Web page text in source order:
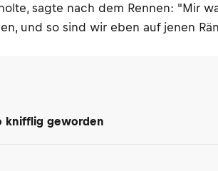
sagte nach dem Rennen: "Mir
und so sind wir eben auf jenen
knifflig geworden